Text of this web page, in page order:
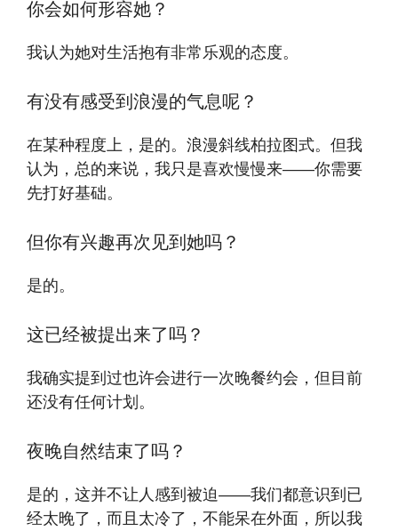
你会如何形容她？
我认为她对生活抱有非常乐观的态度。
有没有感受到浪漫的气息呢？
在某种程度上，是的。浪漫斜线柏拉图式。但我
认为，总的来说，我只是喜欢慢慢来——你需要
先打好基础。
但你有兴趣再次见到她吗？
是的。
这已经被提出来了吗？
我确实提到过也许会进行一次晚餐约会，但目前
还没有任何计划。
夜晚自然结束了吗？
是的，这并不让人感到被迫——我们都意识到已
经太晚了，而且太冷了，不能呆在外面，所以我